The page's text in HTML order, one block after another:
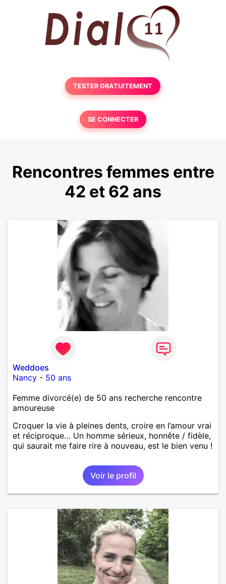
TESTER GRATUITEMENT
SE CONNECTER
Rencontres femmes entre
42 et 62 ans
Weddoes
Nancy - 50 ans
Femme divorcé(e) de 50 ans recherche rencontre
amoureuse
Croquer la vie à pleines dents, croire en l’amour vrai
et réciproque… Un homme sérieux, honnête / fidèle,
qui saurait me faire rire à nouveau, est le bien venu !
Voir le profil